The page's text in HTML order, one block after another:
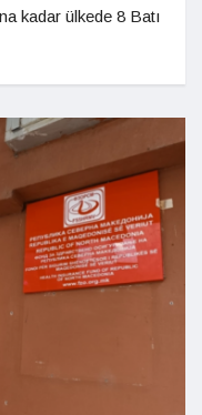
kadar ülkede 8 Batı